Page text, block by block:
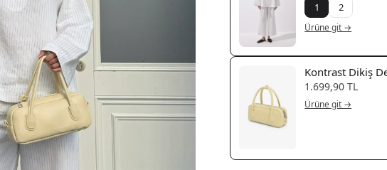
1 2
Ürüne git →
Kontrast Dikiş
1.699,90 TL
Ürüne git →